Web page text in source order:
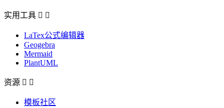
实用工具  
LaTex公式编辑器
Geogebra
Mermaid
PlantUML
资源  
模板社区